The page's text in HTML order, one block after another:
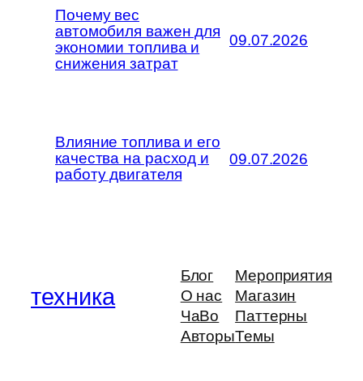
Почему вес
автомобиля важен для
экономии топлива и
снижения затрат
09.07.2026
Влияние топлива и его
качества на расход и
работу двигателя
09.07.2026
техника
Блог
О нас
ЧаВо
Авторы
Мероприятия
Магазин
Паттерны
Темы